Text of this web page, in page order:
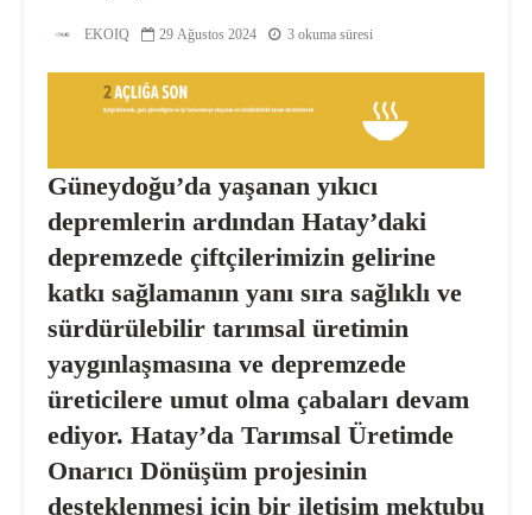
EKOIQ 29 Ağustos 2024 3 okuma süresi
Güneydoğu’da yaşanan yıkıcı
depremlerin ardından Hatay’daki
depremzede çiftçilerimizin gelirine
katkı sağlamanın yanı sıra sağlıklı ve
sürdürülebilir tarımsal üretimin
yaygınlaşmasına ve depremzede
üreticilere umut olma çabaları devam
ediyor. Hatay’da Tarımsal Üretimde
Onarıcı Dönüşüm projesinin
desteklenmesi için bir iletişim mektubu